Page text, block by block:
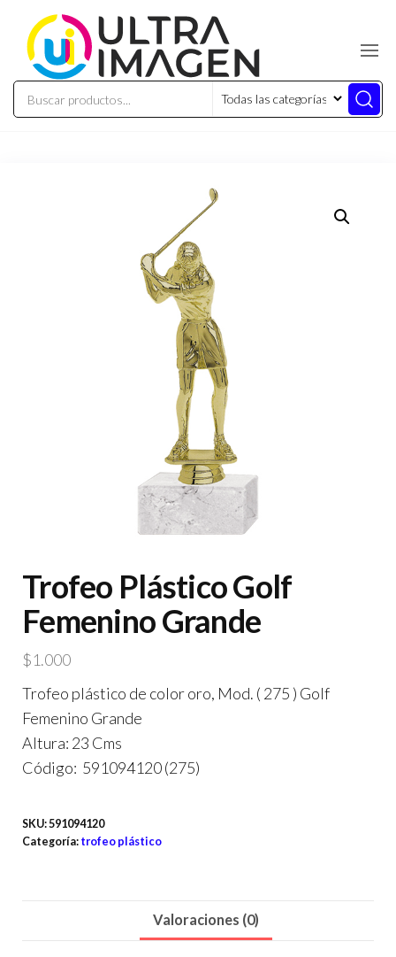
Trofeo Plástico Golf
Femenino Grande
$1.000
Trofeo plástico de color oro, Mod. ( 275 ) Golf
Femenino Grande
Altura: 23 Cms
Código: 591094120 (275)
SKU:591094120
Categoría: trofeo plástico
Valoraciones (0)